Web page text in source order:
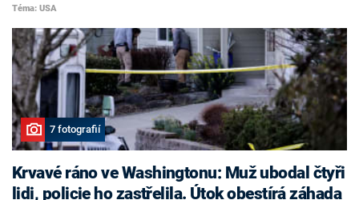
Téma: USA
7 fotografií
Krvavé ráno ve Washingtonu: Muž ubodal čtyři
lidi, policie ho zastřelila. Útok obestírá záhada